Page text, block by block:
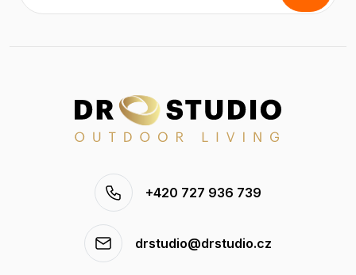
+420 727 936 739
drstudio@drstudio.cz